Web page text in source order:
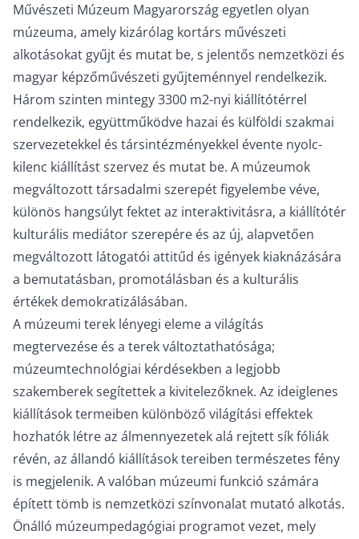
Művészeti Múzeum Magyarország egyetlen olyan
múzeuma, amely kizárólag kortárs művészeti
alkotásokat gyűjt és mutat be, s jelentős nemzetközi és
magyar képzőművészeti gyűjteménnyel rendelkezik.
Három szinten mintegy 3300 m2-nyi kiállítótérrel
rendelkezik, együttműködve hazai és külföldi szakmai
szervezetekkel és társintézményekkel évente nyolc-
kilenc kiállítást szervez és mutat be. A múzeumok
megváltozott társadalmi szerepét figyelembe véve,
különös hangsúlyt fektet az interaktivitásra, a kiállítótér
kulturális mediátor szerepére és az új, alapvetően
megváltozott látogatói attitűd és igények kiaknázására
a bemutatásban, promotálásban és a kulturális
értékek demokratizálásában.
A múzeumi terek lényegi eleme a világítás
megtervezése és a terek változtathatósága;
múzeumtechnológiai kérdésekben a legjobb
szakemberek segítettek a kivitelezőknek. Az ideiglenes
kiállítások termeiben különböző világítási effektek
hozhatók létre az álmennyezetek alá rejtett sík fóliák
révén, az állandó kiállítások tereiben természetes fény
is megjelenik. A valóban múzeumi funkció számára
épített tömb is nemzetközi színvonalat mutató alkotás.
Önálló múzeumpedagógiai programot vezet, mely